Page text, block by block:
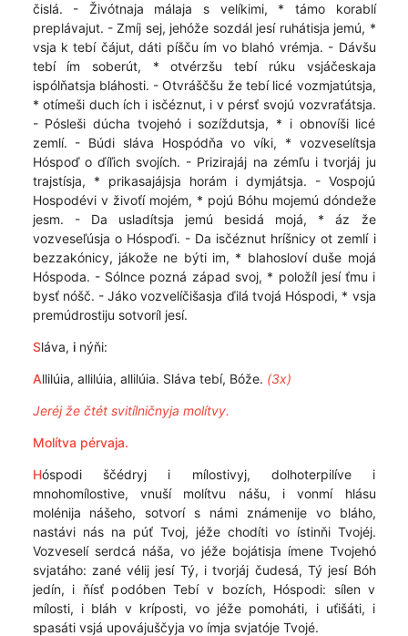
čislá. - Živótnaja málaja s velíkimi, * támo korablí
preplávajut. - Zmíj sej, jehóže sozdál jesí ruhátisja jemú, *
vsja k tebí čájut, dáti píšču ím vo blahó vrémja. - Dávšu
tebí ím soberút, * otvérzšu tebí rúku vsjáčeskaja
ispólňatsja bláhosti. - Otvráščšu že tebí licé vozmjatútsja,
* otímeši duch ích i isčéznut, i v pérsť svojú vozvraťátsja.
- Pósleši dúcha tvojehó i sozíždutsja, * i obnovíši licé
zemlí. - Búdi sláva Hospódňa vo víki, * vozveselítsja
Hóspoď o ďíľich svojích. - Prizirajáj na zémľu i tvorjáj ju
trajstísja, * prikasajájsja horám i dymjátsja. - Vospojú
Hospodévi v živoťí mojém, * pojú Bóhu mojemú dóndeže
jesm. - Da usladítsja jemú besidá mojá, * áz že
vozveseľúsja o Hóspoďi. - Da isčéznut hríšnicy ot zemlí i
bezzakónicy, jákože ne býti im, * blahosloví duše mojá
Hóspoda. - Sólnce pozná západ svoj, * položíl jesí ťmu i
bysť nóšč. - Jáko vozvelíčišasja ďilá tvojá Hóspodi, * vsja
premúdrostiju sotvoríl jesí.
Sláva, inýňi:
Allilúia, allilúia, allilúia. Sláva tebí, Bóže. (3x)
Jeréj že čtét svitílničnyja molítvy.
Molítva pérvaja.
Hóspodi ščédryj i mílostivyj, dolhoterpilíve i
mnohomílostive, vnuší molítvu nášu, i vonmí hlásu
molénija nášeho, sotvorí s námi známenije vo bláho,
nastávi nás na púť Tvoj, jéže chodíti vo ístinňi Tvojéj.
Vozveselí serdcá náša, vo jéže bojátisja ímene Tvojehó
svjatáho: zané vélij jesí Tý, i tvorjáj čudesá, Tý jesí Bóh
jedín, i ňísť podóben Tebí v bozích, Hóspodi: sílen v
mílosti, i bláh v kríposti, vo jéže pomoháti, i uťišáti, i
spasáti vsjá upovájuščyja vo ímja svjatóje Tvojé.